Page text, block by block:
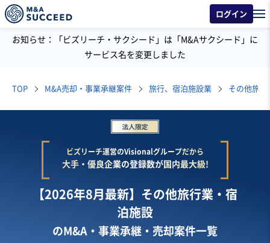
ログイン
お知らせ：「ビズリーチ・サクシード」は「M&Aサクシード」に
サービス名を変更しました
TOP M&A売却・事業承継案件 旅行、宿泊施設業 その他旅行
ビズリーチ運営のVisionalグループだから
大手・優良企業の登録数が国内最大級!
【2026年8月最新】その他旅行業・宿
泊施設
のM&A・事業承継・売却案件一覧